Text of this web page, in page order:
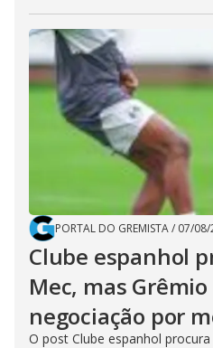
PORTAL DO GREMISTA/ 07/
Clube espanhol
Mec, mas
negociação por
O post Clube espanhol